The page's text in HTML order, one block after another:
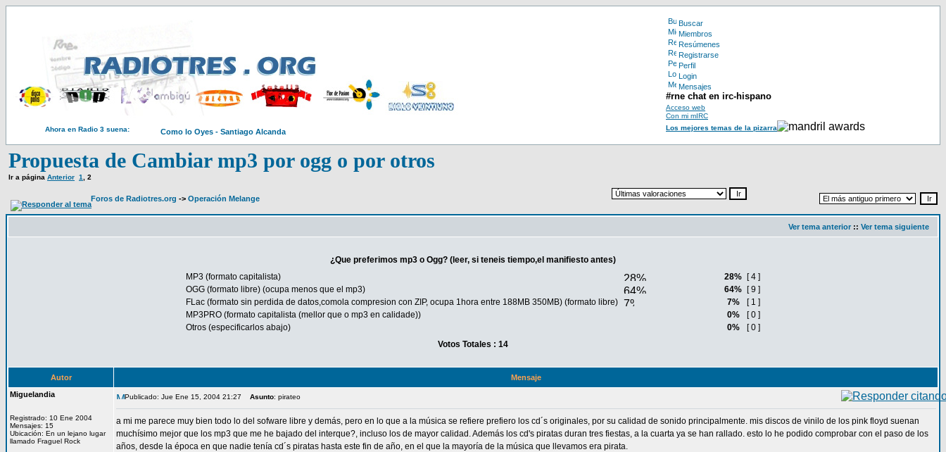
Buscar
Miembros
Resúmenes
Registrarse
Perfil
Login
Mensajes
#rne chat en irc-hispano
Acceso web
Con mi mIRC
Ahora en Radio 3 suena:
Como lo Oyes - Santiago Alcanda Los mejores temas de la pizarra
Propuesta de Cambiar mp3 por ogg o por otros
Ir a página Anterior 1 2
Foros de Radiotres.org -> Operación Melange
Ver tema anterior :: Ver tema siguiente
¿Que preferimos mp3 o Ogg? (leer, si teneis tiempo,el manifiesto antes)
MP3 (formato capitalista)
28%
[ 4 ]
OGG (formato libre) (ocupa menos que el mp3)
64%
[ 9 ]
FLac (formato sin perdida de datos,comola compresion con ZIP, ocupa 1hora entre 188MB 350MB) (formato libre)
7%
[ 1 ]
MP3PRO (formato capitalista (mellor que o mp3 en calidade))
0%
[ 0 ]
Otros (especificarlos abajo)
0%
[ 0 ]
Votos Totales : 14
Autor
Mensaje
Miguelandia
Registrado: 10 Ene 2004
Mensajes: 15
Ubicación: En un lejano lugar
llamado Fraguel Rock
Publicado: Jue Ene 15, 2004 21:27 Asunto: pirateo
a mi me parece muy bien todo lo del sofware libre y demás, pero en lo que a la música se refiere prefiero los cd´s originales, por su calidad de sonido principalmente. mis discos de vinilo de los pink floyd suenan
muchísimo mejor que los mp3 que me he bajado del interque?, incluso los de mayor calidad. Además los cd's piratas duran tres fiestas, a la cuarta ya se han rallado. esto lo he podido comprobar con el paso de los
años, desde la época en que nadie tenía cd´s piratas hasta este fin de año, en el que la mayoría de la música que llevamos era pirata.